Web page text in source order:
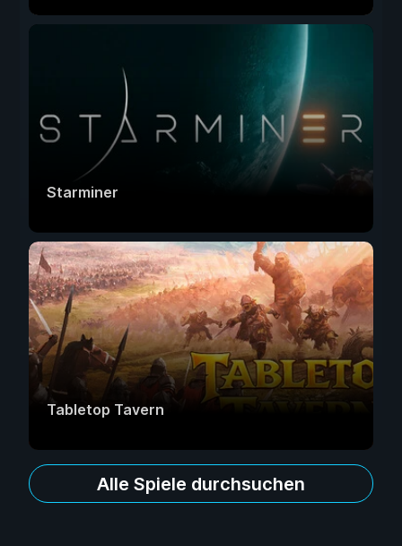
Starminer
Tabletop Tavern
Alle Spiele durchsuchen